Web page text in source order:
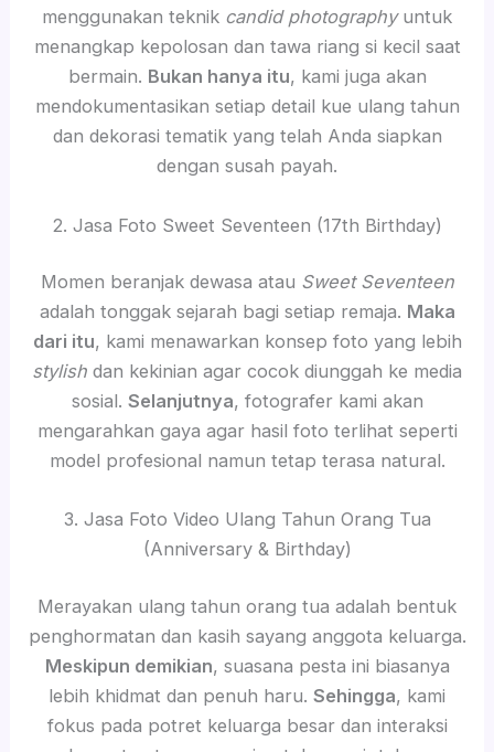
menggunakan teknik candid photographyuntuk
menangkap kepolosan dan tawa riang si kecil saat
bermain. Bukan hanya itu, kami juga akan
mendokumentasikan setiap detail kue ulang tahun
dan dekorasi tematik yang telah Anda siapkan
dengan susah payah.
2. Jasa Foto Sweet Seventeen (17th Birthday)
Momen beranjak dewasa atau Sweet Seventeen
adalah tonggak sejarah bagi setiap remaja. Maka
dari itu, kami menawarkan konsep foto yang lebih
stylish dan kekinian agar cocok diunggah ke media
sosial. Selanjutnya, fotografer kami akan
mengarahkan gaya agar hasil foto terlihat seperti
model profesional namun tetap terasa natural.
3. Jasa Foto Video Ulang Tahun Orang Tua
(Anniversary & Birthday)
Merayakan ulang tahun orang tua adalah bentuk
penghormatan dan kasih sayang anggota keluarga.
Meskipun demikian, suasana pesta ini biasanya
lebih khidmat dan penuh haru. Sehingga, kami
fokus pada potret keluarga besar dan interaksi